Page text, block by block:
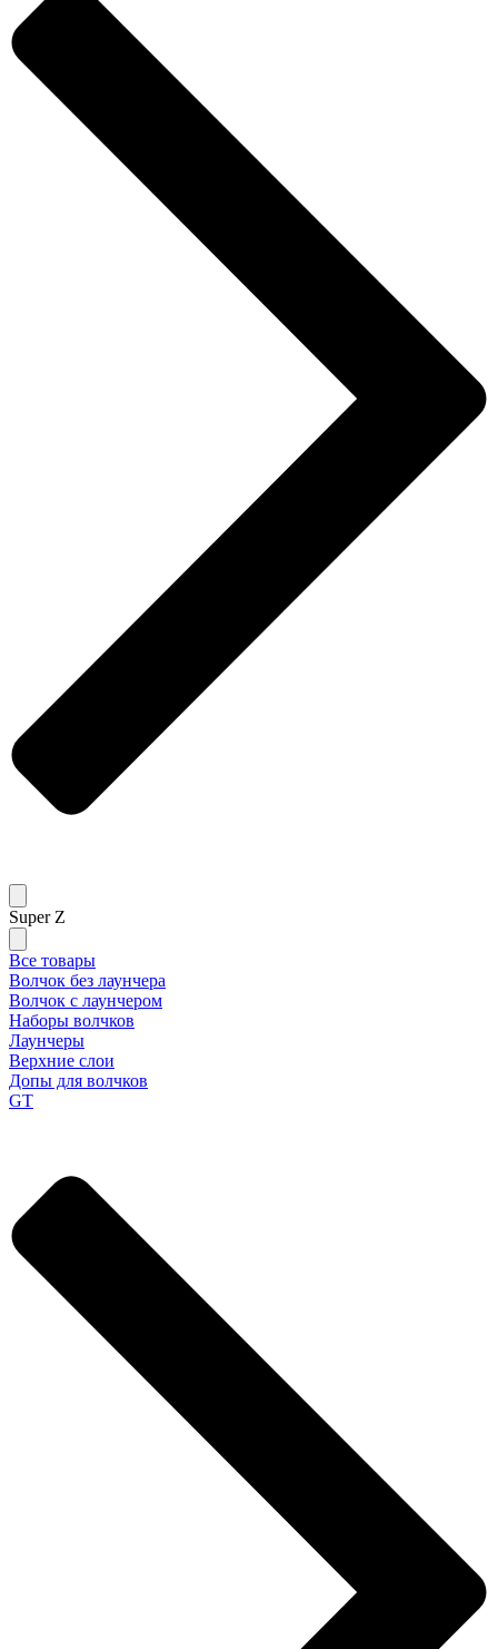
Super Z
Все товары
Волчок без лаунчера
Волчок с лаунчером
Наборы волчков
Лаунчеры
Верхние слои
Допы для волчков
GT